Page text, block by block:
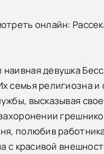
онлайн:
девушка
семья религиозна
высказывая
полюбив
с красивой